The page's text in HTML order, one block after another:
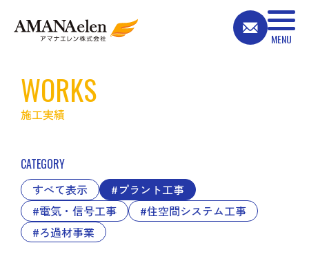
WORKS
施工実績
CATEGORY
すべて表示
#プラント工事
#電気・信号工事
#住空間システム工事
#ろ過材事業